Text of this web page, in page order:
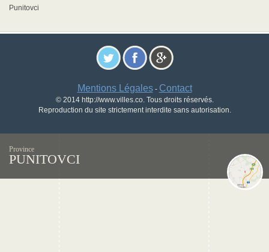
Punitovci
Mentions Légales- Contact
© 2014 http://www.villes.co. Tous droits réservés.
Reproduction du site strictement interdite sans autorisation.
Province
PUNITOVCI